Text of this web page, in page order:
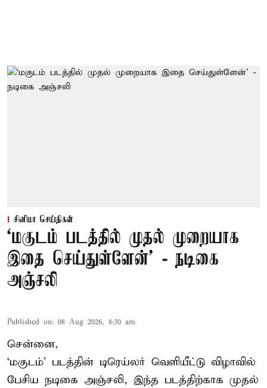
சினிமா செய்திகள்
‘மகுடம் படத்தில் முதல் முறையாக
இதை செய்துள்ளேன்’ - நடிகை
அஞ்சலி
Published on: 08 Aug 2026, 8:30 am
சென்னை,
‘மகுடம்’ படத்தின் டிரெய்லர் வெளியீட்டு விழாவில்
பேசிய நடிகை அஞ்சலி, இந்த படத்திற்காக முதல்